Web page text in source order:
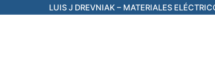
LUIS J DREVNIAK – MATERIALES